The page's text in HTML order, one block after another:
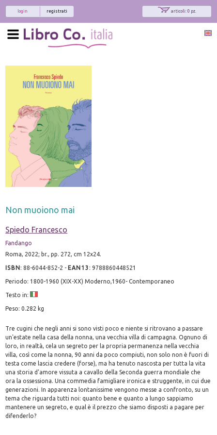
articoli: 0 pz.
registrati
login
Non muoiono mai
Spiedo Francesco
Fandango
Roma, 2022; br., pp. 272, cm 12x24.
ISBN:88-6044-852-2 - EAN13 :9788860448521
Periodo: 1800-1960 (XIX-XX) Moderno,1960- Contemporaneo
Testo in:
Peso: 0.282 kg
Tre cugini che negli anni si sono visti poco e niente si ritrovano a passare
un'estate nella casa della nonna, una vecchia villa di campagna. Ognuno di
loro, in realtà, cela un segreto per la propria permanenza nella vecchia
villa, così come la nonna, 90 anni da poco compiuti, non solo non è fuori di
testa come lascia credere (forse), ma ha tenuto nascosta per tutta la vita
una storia d'amore vissuta a cavallo della Seconda guerra mondiale che
ora la ossessiona. Una commedia famigliare ironica e struggente, in cui due
generazioni. In apparenza lontanissime vengono messe a confronto, su un
tema che riguarda tutti noi: quanto bene e quanto a lungo sappiamo
mantenere un segreto, e qual è il prezzo che siamo disposti a pagare per
difenderlo?